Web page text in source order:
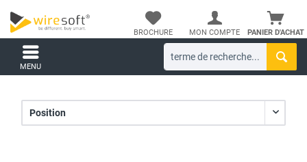
PANIER D'ACHAT
BROCHURE MON COMPTE
MENU